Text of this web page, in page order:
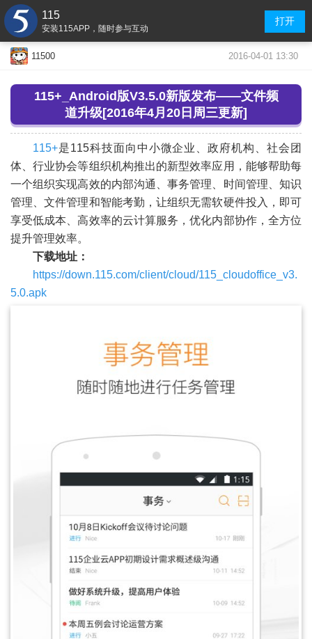
115
安装115APP，随时参与互动
打开
11500 2016-04-01 13:30
115+_Android版V3.5.0新版发布——文件频
道升级[2016年4月20日周三更新]
115+是115科技面向中小微企业、政府机构、社会团
体、行业协会等组织机构推出的新型效率应用，能够帮助每
一个组织实现高效的内部沟通、事务管理、时间管理、知识
管理、文件管理和智能考勤，让组织无需软硬件投入，即可
享受低成本、高效率的云计算服务，优化内部协作，全方位
提升管理效率。
下载地址：
https://down.115.com/client/cloud/115_cloudoffice_v3.
5.0.apk